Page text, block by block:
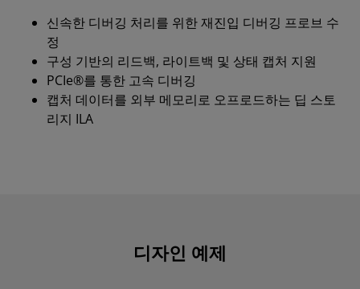
신속한 디버깅 처리를 위한 재진입 디버깅 프로브 수
정
구성 기반의 리드백, 라이트백 및 상태 캡처 지원
PCIe®를 통한 고속 디버깅
캡처 데이터를 외부 메모리로 오프로드하는 딥 스토
리지 ILA
디자인 예제